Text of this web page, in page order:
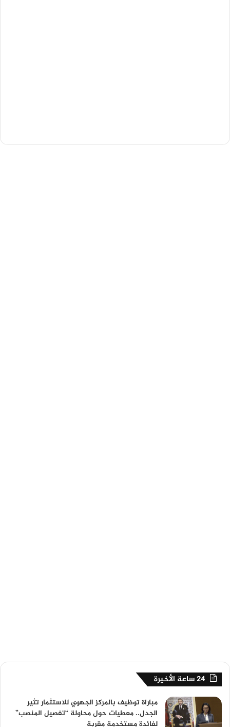
24 ساعة الأخيرة
مباراة توظيف بالمركز الجهوي للاستثمار تثير
الجدل.. معطيات حول محاولة “تفصيل المنصب”
لفائدة مستخدمة مقربة